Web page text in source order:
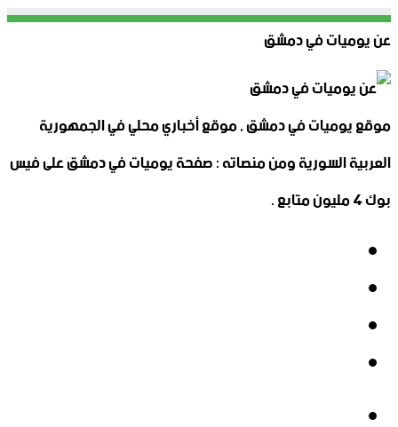
عن يوميات في دمشق
موقع يوميات في دمشق , موقع أخباري محلي في الجمهورية
العربية السورية ومن منصاته : صفحة يوميات في دمشق على فيس
بوك 4 مليون متابع .